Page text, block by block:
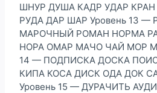
ШНУР ДУША КАДР УДАР КРАН
РУДА ДАР ШАР Уровень 13
МАРОЧНЫЙ РОМАН НОРМА
НОРА ОМАР МАЧО ЧАЙ МОР
14 — ПОДПИСКА ДОСКА
КИПА КОСА ДИСК ОДА ДОК
Уровень 15 — ДУРАЧИТЬ